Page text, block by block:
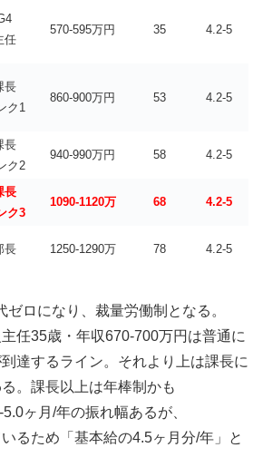
任
570-595万円 35 4.2-5
長
ク1
860-900万円 53 4.2-5
長
ク2
940-990万円 58 4.2-5
長
ク3
1090-1120万 68 4.2-5
長 1250-1290万 78 4.2-5
ロになり、裁量労働制となる。
任35歳・年収670-700万円は普通に
達するライン。それより上は課長に
。課長以上は年棒制かも
ヶ月/年の振れ幅あるが、
るため「基本給の4.5ヶ月分/年」と